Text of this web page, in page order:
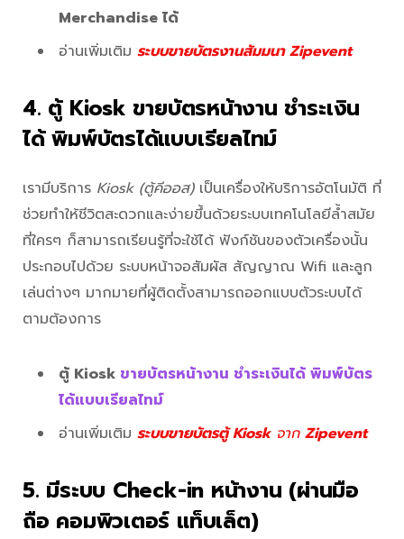
Merchandise ได้
อ่านเพิ่มเติม ระบบขายบัตรงานสัมมนา Zipevent
4. ตู้ Kiosk ขายบัตรหน้างาน ชำระเงิน
ได้ พิมพ์บัตรได้แบบเรียลไทม์
เรามีบริการ Kiosk (ตู้คีออส)เป็นเครื่องให้บริการอัตโนมัติ ที่
ช่วยทำให้ชีวิตสะดวกและง่ายขึ้นด้วยระบบเทคโนโลยีล้ำสมัย
ที่ใครๆ ก็สามารถเรียนรู้ที่จะใช้ได้ ฟังก์ชันของตัวเครื่องนั้น
ประกอบไปด้วย ระบบหน้าจอสัมผัส สัญญาณ Wifi และลูก
เล่นต่างๆ มากมายที่ผู้ติดตั้งสามารถออกแบบตัวระบบได้
ตามต้องการ
ตู้ Kiosk ขายบัตรหน้างาน ชำระเงินได้ พิมพ์บัตร
ได้แบบเรียลไทม์
อ่านเพิ่มเติม ระบบขายบัตรตู้ Kioskจาก Zipevent
5. มีระบบ Check-in หน้างาน (ผ่านมือ
ถือ คอมพิวเตอร์ แท็บเล็ต)